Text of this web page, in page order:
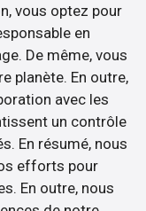
vous optez pour
en
De même, vous
planète. En outre,
avec les
un contrôle
En résumé, nous
efforts pour
En outre, nous